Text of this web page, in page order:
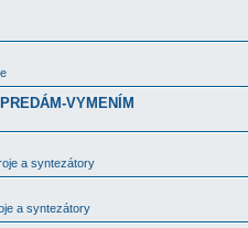
VYMENÍM
a syntezátory
a syntezátory